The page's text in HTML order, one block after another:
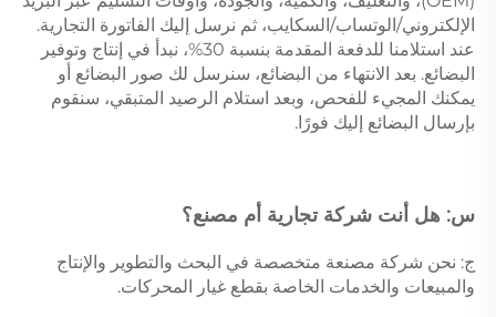
بإرسال البضائع إليك فورًا.
س: هل أنت شركة تجارية أم مصنع؟
والمبيعات والخدمات الخاصة بقطع غيار المحركات.